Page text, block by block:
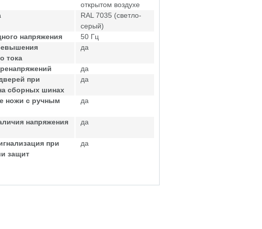
открытом воздухе
RAL 7035 (светло-
серый)
напряжения
50 Гц
тока
да
да
при
сборных шинах
да
ножи с ручным
да
напряжения
да
при
защит
да